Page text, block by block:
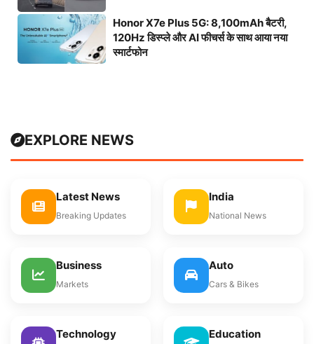
Honor X7e Plus 5G: 8,100mAh बैटरी,
120Hz डिस्प्ले और AI फीचर्स के साथ आया नया
स्मार्टफोन
EXPLORE NEWS
Latest News
Breaking Updates
India
National News
Business
Markets
Auto
Cars & Bikes
Technology Education